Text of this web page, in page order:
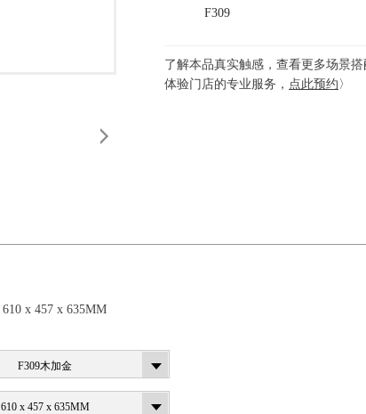
F309
了解本品真实触感，查看更多场景
体验门店的专业服务， 点此预约 〉
610 x 457 x 635MM
F309木加金
610 x 457 x 635MM